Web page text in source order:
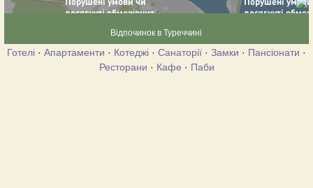
Відпочинок в Туреччині
Готелі · Апартаменти · Котеджі · Санаторії · Замки · Пансіонати ·
Ресторани · Кафе · Паби